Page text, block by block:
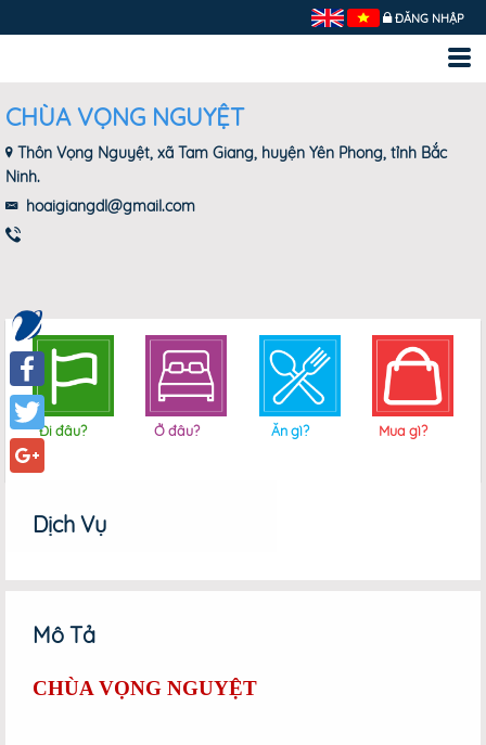
ĐĂNG NHẬP
Facebook
Twitter
CHÙA VỌNG NGUYỆT
Thôn Vọng Nguyệt, xã Tam Giang, huyện Yên Phong, tỉnh Bắc
Ninh.
hoaigiangdl@gmail.com
Đi đâu? Ở đâu? Ăn gì? Mua gì?
Dịch Vụ
Mô Tả
CHÙA VỌNG NGUYỆT